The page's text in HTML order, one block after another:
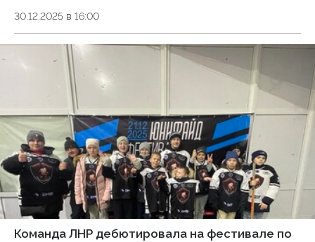
30.12.2025 в 16:00
Команда ЛНР дебютировала на фестивале по